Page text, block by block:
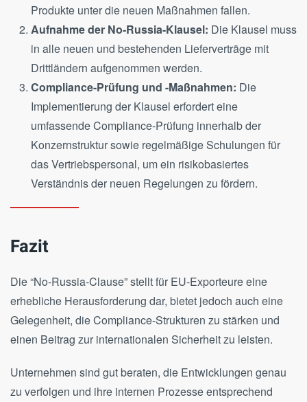
Produkte unter die neuen Maßnahmen fallen.
Aufnahme der No-Russia-Klausel: Die Klausel muss
in alle neuen und bestehenden Lieferverträge mit
Drittländern aufgenommen werden.
Compliance-Prüfung und -Maßnahmen: Die
Implementierung der Klausel erfordert eine
umfassende Compliance-Prüfung innerhalb der
Konzernstruktur sowie regelmäßige Schulungen für
das Vertriebspersonal, um ein risikobasiertes
Verständnis der neuen Regelungen zu fördern.
Fazit
Die “No-Russia-Clause” stellt für EU-Exporteure eine
erhebliche Herausforderung dar, bietet jedoch auch eine
Gelegenheit, die Compliance-Strukturen zu stärken und
einen Beitrag zur internationalen Sicherheit zu leisten.
Unternehmen sind gut beraten, die Entwicklungen genau
zu verfolgen und ihre internen Prozesse entsprechend